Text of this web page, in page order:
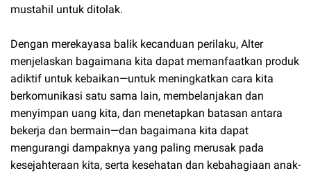
mustahil untuk ditolak.
Dengan merekayasa balik kecanduan perilaku, Alter
menjelaskan bagaimana kita dapat memanfaatkan produk
adiktif untuk kebaikan—untuk meningkatkan cara kita
berkomunikasi satu sama lain, membelanjakan dan
menyimpan uang kita, dan menetapkan batasan antara
bekerja dan bermain—dan bagaimana kita dapat
mengurangi dampaknya yang paling merusak pada
kesejahteraan kita, serta kesehatan dan kebahagiaan anak-